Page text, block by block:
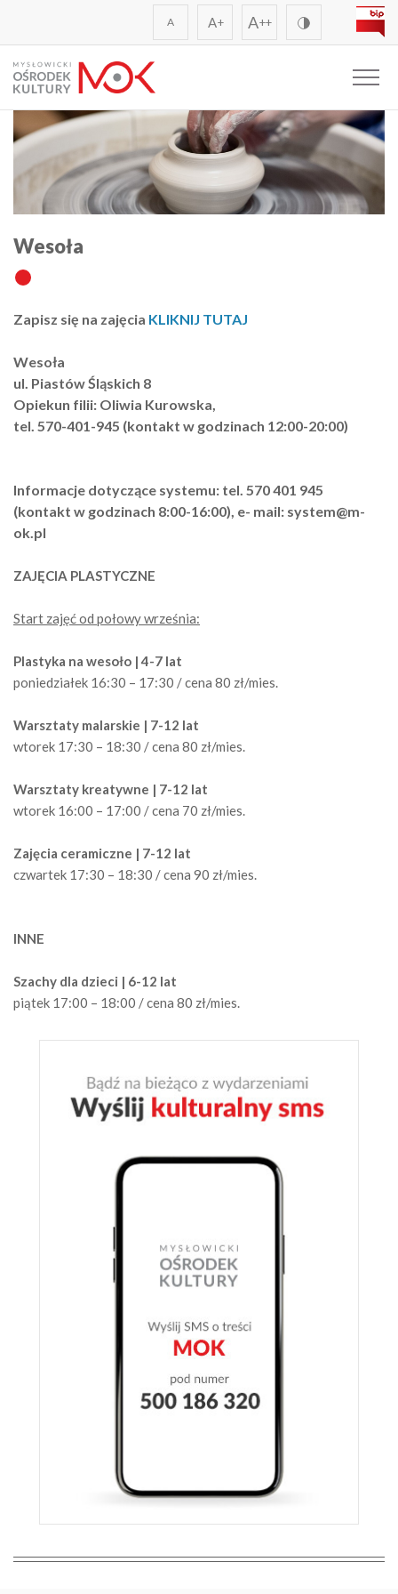
A A+ A++
Wesoła
Zapisz się na zajęcia KLIKNIJ TUTAJ
Wesoła
ul. Piastów Śląskich 8
Opiekun filii: Oliwia Kurowska,
tel. 570-401-945 (kontakt w godzinach 12:00-20:00)
Informacje dotyczące systemu: tel. 570 401 945
(kontakt w godzinach 8:00-16:00), e- mail: system@m-
ok.pl
ZAJĘCIA PLASTYCZNE
Start zajęć od połowy września:
Plastyka na wesoło | 4-7 lat
poniedziałek 16:30 – 17:30 / cena 80 zł/mies.
Warsztaty malarskie | 7-12 lat
wtorek 17:30 – 18:30 / cena 80 zł/mies.
Warsztaty kreatywne | 7-12 lat
wtorek 16:00 – 17:00 / cena 70 zł/mies.
Zajęcia ceramiczne | 7-12 lat
czwartek 17:30 – 18:30 / cena 90 zł/mies.
INNE
Szachy dla dzieci | 6-12 lat
piątek 17:00 – 18:00 / cena 80 zł/mies.